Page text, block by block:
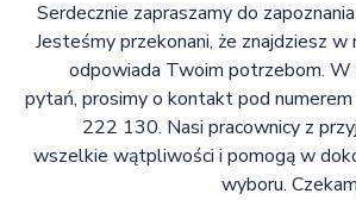
Serdecznie zapraszamy do
Jesteśmy przekonani, że znajdziesz w
odpowiada Twoim potrzebom. W
pytań, prosimy o kontakt pod
222 130. Nasi pracownicy z
wszelkie wątpliwości i pomogą w
wyboru.